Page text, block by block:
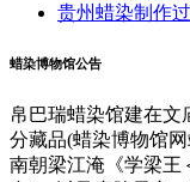
贵州蜡染制作
蜡染博物馆公告
帛巴瑞蜡染馆建在文
分藏品(蜡染博物馆
南朝梁江淹《学梁王